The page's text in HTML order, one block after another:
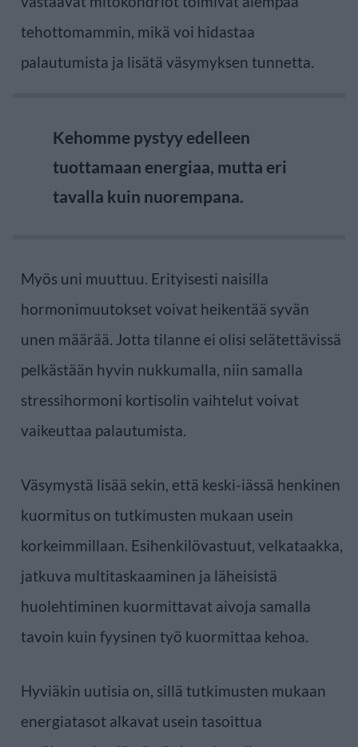
tehottomammin, mikä voi hidastaa
palautumista ja lisätä väsymyksen tunnetta.
Kehomme pystyy edelleen
tuottamaan energiaa, mutta eri
tavalla kuin nuorempana.
Myös uni muuttuu. Erityisesti naisilla
hormonimuutokset voivat heikentää syvän
unen määrää. Jotta tilanne ei olisi selätettävissä
pelkästään hyvin nukkumalla, niin samalla
stressihormoni kortisolin vaihtelut voivat
vaikeuttaa palautumista.
Väsymystä lisää sekin, että keski-iässä henkinen
kuormitus on tutkimusten mukaan usein
korkeimmillaan. Esihenkilövastuut, velkataakka,
jatkuva multitaskaaminen ja läheisistä
huolehtiminen kuormittavat aivoja samalla
tavoin kuin fyysinen työ kuormittaa kehoa.
Hyviäkin uutisia on, sillä tutkimusten mukaan
energiatasot alkavat usein tasoittua